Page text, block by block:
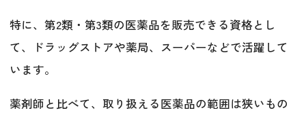
特に、第2類・第3類の医薬品を販売できる資格とし
て、ドラッグストアや薬局、スーパーなどで活躍して
います。
薬剤師と比べて、取り扱える医薬品の範囲は狭いもの